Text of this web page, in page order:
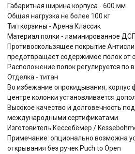
Габаритная ширина корпуса - 600 мм
Общая нагрузка не более 100 кг
Тип корзины - Арена Классик
Материал полки - ламинированное ДСП
Противоскользящее покрытие
предотвращает содержимое полок от
Расположение полок регулируется по
Отделка - титан
Во избежание опрокидывания, корпус
центре колонки установливается
Высокое качество и долговечность
международными сертификатами
Изготовитель Кессебёмер /
Примечание: опционально возможна
открывания без ручек Puch to Open